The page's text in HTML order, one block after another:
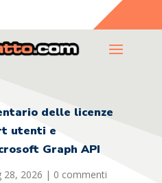
delle licenze
utenti e
Graph API
28, 2026 | 0 commenti